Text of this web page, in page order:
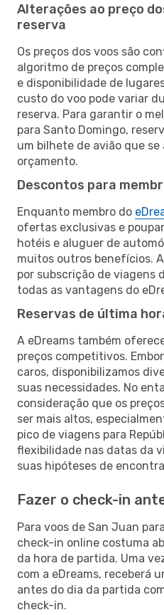
Alterações ao preço
reserva
Os preços dos voos são
algoritmo de preços
e disponibilidade de
custo do voo pode variar
reserva. Para garantir o
para Santo Domingo,
um bilhete de avião que se
orçamento.
Descontos para
Enquanto membro do
ofertas exclusivas e
hotéis e aluguer de
muitos outros benefícios.
por subscrição de viagens
todas as vantagens do
Reservas de última
A eDreams também
preços competitivos.
caros, disponibilizamos
suas necessidades. No
consideração que os
ser mais altos,
pico de viagens para
flexibilidade nas datas da
suas hipóteses de
Fazer o check-in
Para voos de San Juan
check-in online costuma
da hora de partida. Uma
com a eDreams, receberá
antes do dia da partida
check-in.